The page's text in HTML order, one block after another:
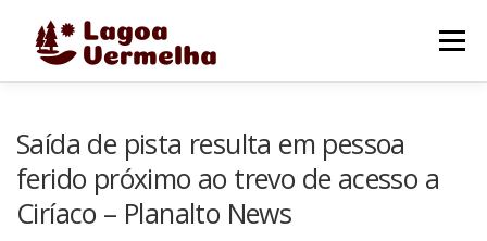
Menu
FALE CONOSCO
Saída de pista resulta em pessoa
ferido próximo ao trevo de acesso a
Ciríaco – Planalto News